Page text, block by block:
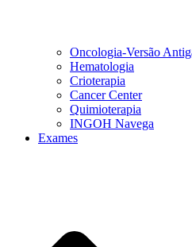
Oncologia-Versão
Hematologia
Crioterapia
Cancer Center
Quimioterapia
INGOH Navega
Exames